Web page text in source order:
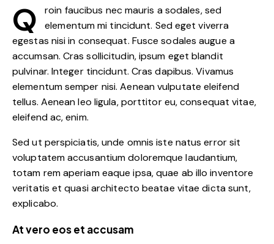
Q
roin faucibus nec mauris a sodales, sed
elementum mi tincidunt. Sed eget viverra
egestas nisi in consequat. Fusce sodales augue a
accumsan. Cras sollicitudin, ipsum eget blandit
pulvinar. Integer tincidunt. Cras dapibus. Vivamus
elementum semper nisi. Aenean vulputate eleifend
tellus. Aenean leo ligula, porttitor eu, consequat vitae,
eleifend ac, enim.
Sed ut perspiciatis, unde omnis iste natus error sit
voluptatem accusantium doloremque laudantium,
totam rem aperiam eaque ipsa, quae ab illo inventore
veritatis et quasi architecto beatae vitae dicta sunt,
explicabo.
At vero eos et accusam